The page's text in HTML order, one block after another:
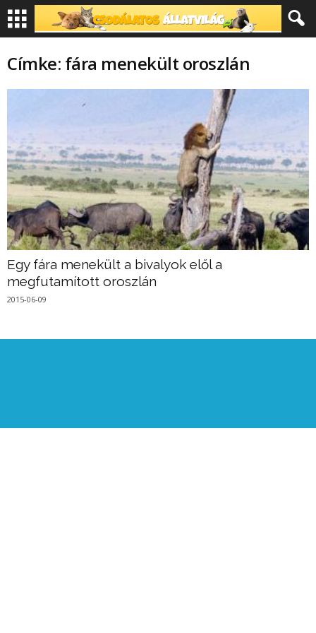
Címke: fára menekült oroszlán
Egy fára menekült a bivalyok elől a
megfutamított oroszlán
2015-06-09